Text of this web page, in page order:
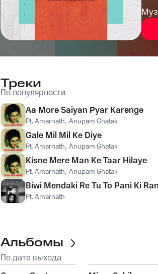
Треки
По популярности
Aa More Saiyan Pyar Karenge
Pt. Amarnath, Anupam Ghatak
Gale Mil Mil Ke Diye
Pt. Amarnath, Anupam Ghatak
Kisne Mere Man Ke Taar Hilaye
Pt. Amarnath, Anupam Ghatak
Biwi Mendaki Re Tu To Pani Ki
Pt. Amarnath
Альбомы
По дате выхода